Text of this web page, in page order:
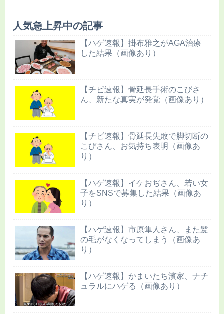
人気急上昇中の記事
【ハゲ速報】掛布雅之がAGA治療
した結果（画像あり）
【チビ速報】骨延長手術のこびさ
ん、新たな真実が発覚（画像あり）
【チビ速報】骨延長失敗で脚切断の
こびさん、お気持ち表明（画像あ
り）
【ハゲ速報】イケおぢさん、若い女
子をSNSで募集した結果（画像あ
り）
【ハゲ速報】市原隼人さん、また髪
の毛がなくなってしまう（画像あ
り）
【ハゲ速報】かまいたち濱家、ナチ
ュラルにハゲる（画像あり）